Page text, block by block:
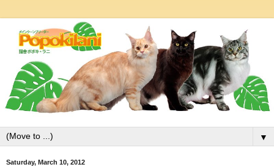
▼
Saturday, March 10, 2012